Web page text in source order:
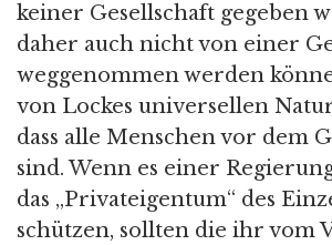
keiner Gesellschaft gegeben
daher auch nicht von einer
weggenommen werden
von Lockes universellen
dass alle Menschen vor dem
sind. Wenn es einer
das „Privateigentum“ des
schützen, sollten die ihr vom